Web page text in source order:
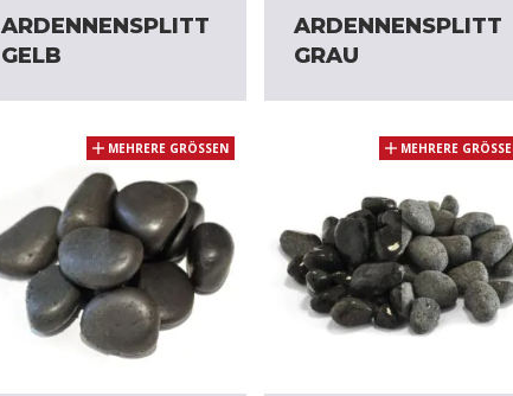
ARDENNENSPLITT
GELB
ARDENNENSPLITT
GRAU
MEHRERE GRÖSSEN MEHRERE GRÖSSEN